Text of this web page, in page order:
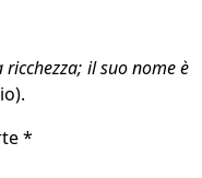
il suo nome è
*